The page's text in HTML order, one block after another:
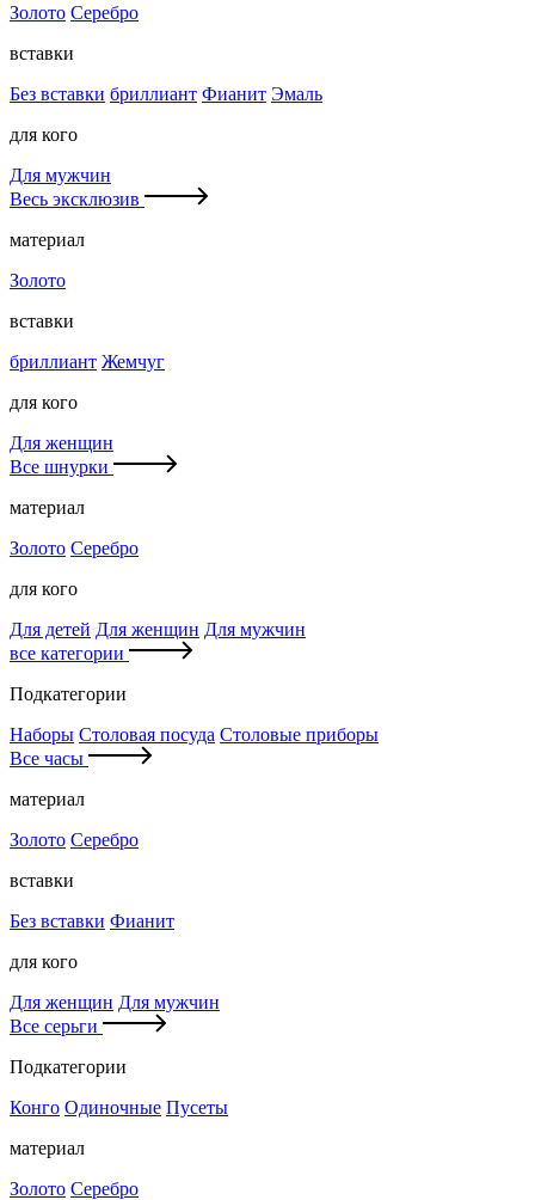
Золото Серебро
вставки
Без вставки бриллиант Фианит Эмаль
для кого
Для мужчин
Весь эксклюзив
материал
Золото
вставки
бриллиант Жемчуг
для кого
Для женщин
Все шнурки
материал
Золото Серебро
для кого
Для детей Для женщин Для мужчин
все категории
Подкатегории
Наборы Столовая посуда Столовые приборы
Все часы
материал
Золото Серебро
вставки
Без вставки Фианит
для кого
Для женщин Для мужчин
Все серьги
Подкатегории
Конго Одиночные Пусеты
материал
Золото Серебро